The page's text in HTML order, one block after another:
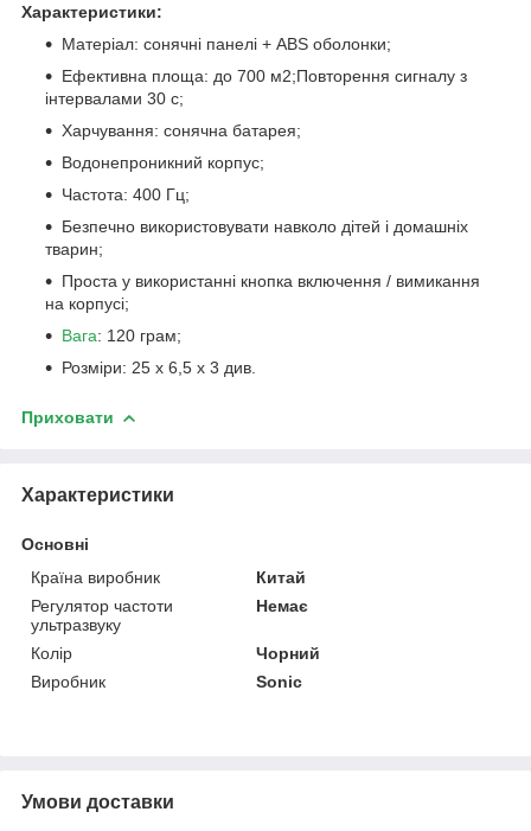
Характеристики:
Матеріал: сонячні панелі + ABS оболонки;
Ефективна площа: до 700 м2;Повторення сигналу з
інтервалами 30 с;
Харчування: сонячна батарея;
Водонепроникний корпус;
Частота: 400 Гц;
Безпечно використовувати навколо дітей і домашніх
тварин;
Проста у використанні кнопка включення / вимикання
на корпусі;
Вага: 120 грам;
Розміри: 25 х 6,5 х 3 див.
Приховати
Характеристики
Основні
Країна виробник
Китай
Регулятор частоти
ультразвуку
Немає
Колір
Чорний
Виробник
Sonic
Умови доставки